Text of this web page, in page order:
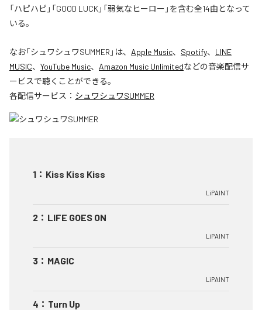
「ハピハピ」「GOOD LUCK」「弱気なヒーロー」を含む全14曲となって
いる。
なお「シュワシュワSUMMER 」は、 Apple Music、 Spotify、 LINE
MUSIC、 YouTube Music、 Amazon Music Unlimitedなどの音楽配信サ
ービスで聴くことができる。
各配信サービス： シュワシュワSUMMER
1 ： Kiss Kiss Kiss
LiPAINT
2 ： LIFE GOES ON
LiPAINT
3 ： MAGIC
LiPAINT
4 ： Turn Up